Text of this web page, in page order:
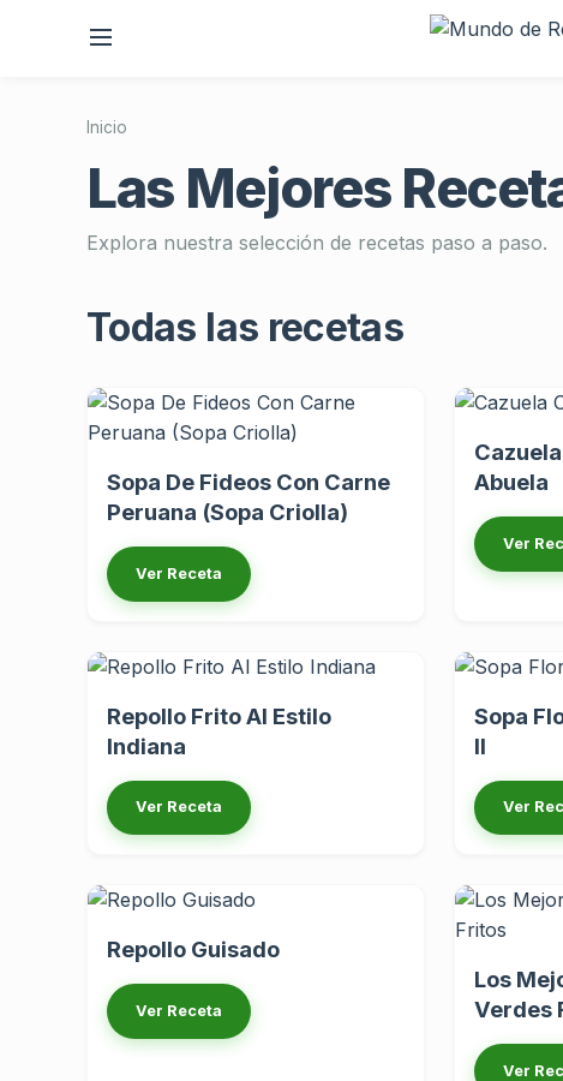
Inicio
Las Mejores
Explora nuestra selección de recetas paso a paso.
Todas las recetas
Sopa De Fideos Con Carne
Peruana (Sopa Criolla)
Ver Receta
Abuela
Ver
Repollo Frito Al Estilo
Indiana
Ver Receta
Sopa
II
Ver
Repollo Guisado
Ver Receta
Los
Verdes
Ver